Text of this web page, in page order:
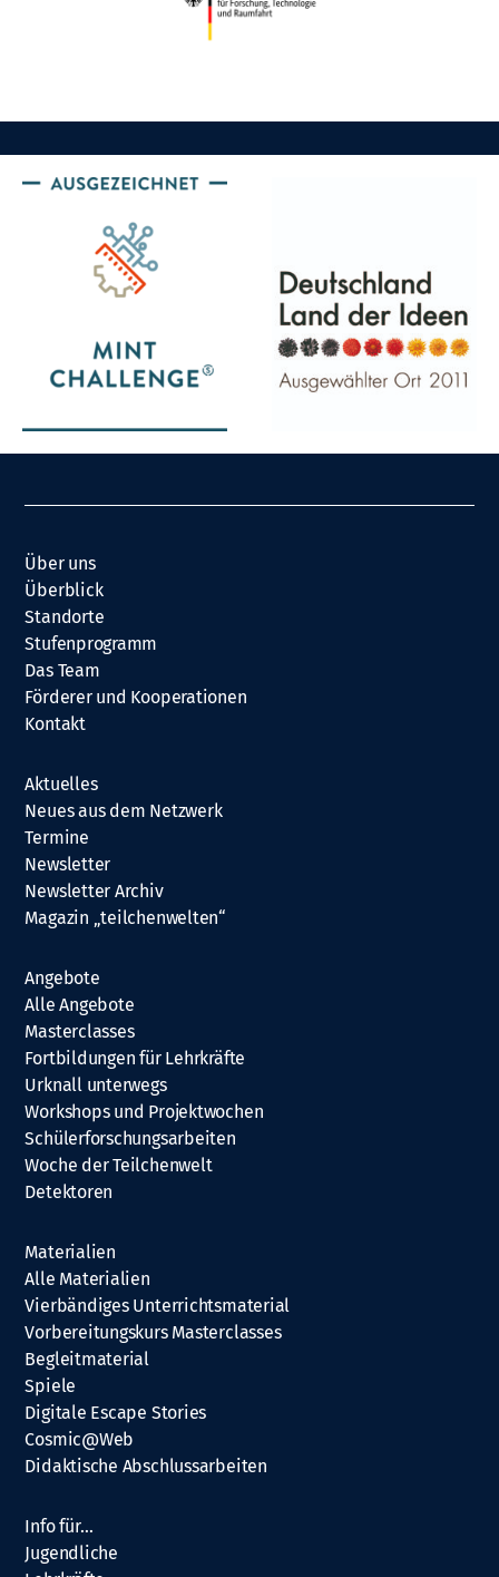
Über uns
Überblick
Standorte
Stufenprogramm
Das Team
Förderer und Kooperationen
Kontakt
Aktuelles
Neues aus dem Netzwerk
Termine
Newsletter
Newsletter Archiv
Magazin „teilchenwelten“
Angebote
Alle Angebote
Masterclasses
Fortbildungen für Lehrkräfte
Urknall unterwegs
Workshops und Projektwochen
Schülerforschungsarbeiten
Woche der Teilchenwelt
Detektoren
Materialien
Alle Materialien
Vierbändiges Unterrichtsmaterial
Vorbereitungskurs Masterclasses
Begleitmaterial
Spiele
Digitale Escape Stories
Cosmic@Web
Didaktische Abschlussarbeiten
Info für…
Jugendliche